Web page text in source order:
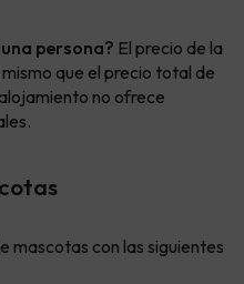
persona? El precio de la
que el precio total de
no ofrece
mascotas con las siguientes